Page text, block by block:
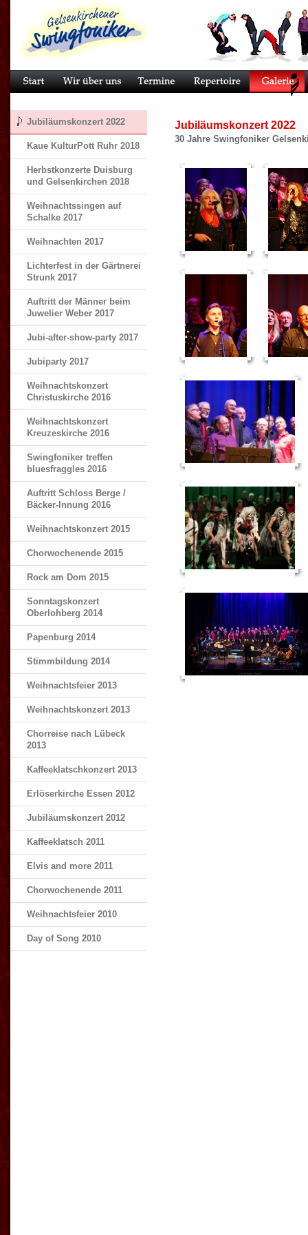
Jubiläumskonzert 2022
Kaue KulturPott Ruhr 2018
Herbstkonzerte Duisburg
und Gelsenkirchen 2018
Weihnachtssingen auf
Schalke 2017
Weihnachten 2017
Lichterfest in der Gärtnerei
Strunk 2017
Auftritt der Männer beim
Juwelier Weber 2017
Jubi-after-show-party 2017
Jubiparty 2017
Weihnachtskonzert
Christuskirche 2016
Weihnachtskonzert
Kreuzeskirche 2016
Swingfoniker treffen
bluesfraggles 2016
Auftritt Schloss Berge /
Bäcker-Innung 2016
Weihnachtskonzert 2015
Chorwochenende 2015
Rock am Dom 2015
Sonntagskonzert
Oberlohberg 2014
Papenburg 2014
Stimmbildung 2014
Weihnachtsfeier 2013
Weihnachtskonzert 2013
Chorreise nach Lübeck
2013
Kaffeeklatschkonzert 2013
Erlöserkirche Essen 2012
Jubiläumskonzert 2012
Kaffeeklatsch 2011
Elvis and more 2011
Chorwochenende 2011
Weihnachtsfeier 2010
Day of Song 2010
Jubiläumskonzert 2022
30 Jahre Swingfoniker